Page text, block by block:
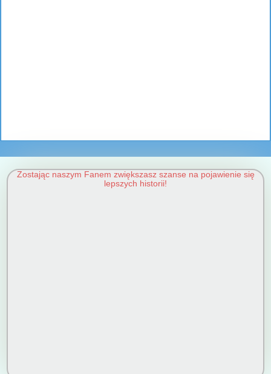
Zostając naszym Fanem zwiększasz szanse na pojawienie się
lepszych historii!